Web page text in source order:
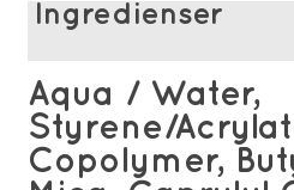
Ingredienser
Aqua / Water,
Styrene/
Copolymer,